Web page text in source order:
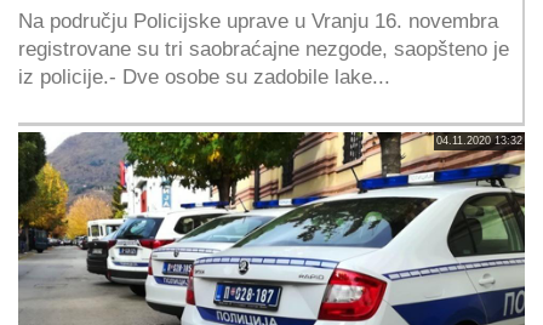
Na području Policijske uprave u Vranju 16. novembra
registrovane su tri saobraćajne nezgode, saopšteno je
iz policije.- Dve osobe su zadobile lake...
04.11.2020 13:32